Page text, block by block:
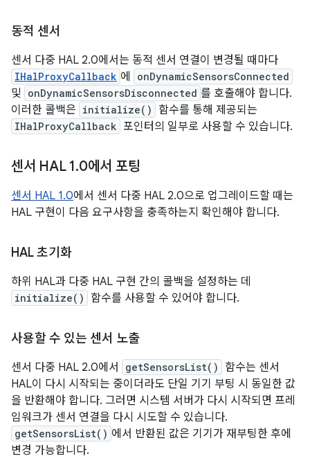
동적 센서
센서 다중 HAL 2.0에서는 동적 센서 연결이 변경될 때마다
IHalProxyCallback 에 onDynamicSensorsConnected
및 onDynamicSensorsDisconnected 를 호출해야 합니다.
이러한 콜백은 initialize() 함수를 통해 제공되는
IHalProxyCallback 포인터의 일부로 사용할 수 있습니다.
센서 HAL 1.0에서 포팅
센서 HAL 1.0에서 센서 다중 HAL 2.0으로 업그레이드할 때는
HAL 구현이 다음 요구사항을 충족하는지 확인해야 합니다.
HAL 초기화
하위 HAL과 다중 HAL 구현 간의 콜백을 설정하는 데
initialize() 함수를 사용할 수 있어야 합니다.
사용할 수 있는 센서 노출
센서 다중 HAL 2.0에서 getSensorsList()
함수는 센서
HAL이 다시 시작되는 중이더라도 단일 기기 부팅 시 동일한 값
을 반환해야 합니다. 그러면 시스템 서버가 다시 시작되면 프레
임워크가 센서 연결을 다시 시도할 수 있습니다.
getSensorsList() 에서 반환된 값은 기기가 재부팅한 후에
변경 가능합니다.